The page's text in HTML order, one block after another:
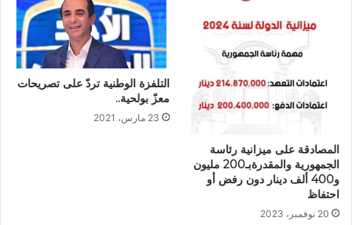
المصادقة على ميزانية رئاسة
الجمهورية والمقدرةبـ200 مليون
و400 ألف دينار دون رفض أو
احتفاظ
20 نوفمبر، 2023
التلفزة الوطنية تردّ على تصريحات
معزّ بولحية..
23 مارس، 2021